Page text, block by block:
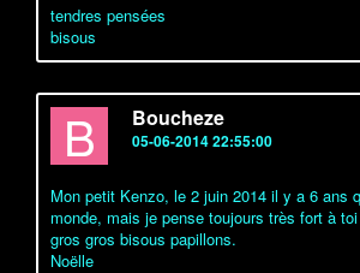
tendres pensées
bisous
B Boucheze
05-06-2014 22:55:00
Mon petit Kenzo, le 2 juin 2014 il y a 6 ans
monde, mais je pense toujours très fort à
gros gros bisous papillons.
Noëlle